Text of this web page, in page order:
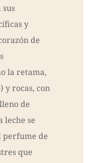
sus
y
de
la retama,
y rocas, con
de
leche se
perfume de
que